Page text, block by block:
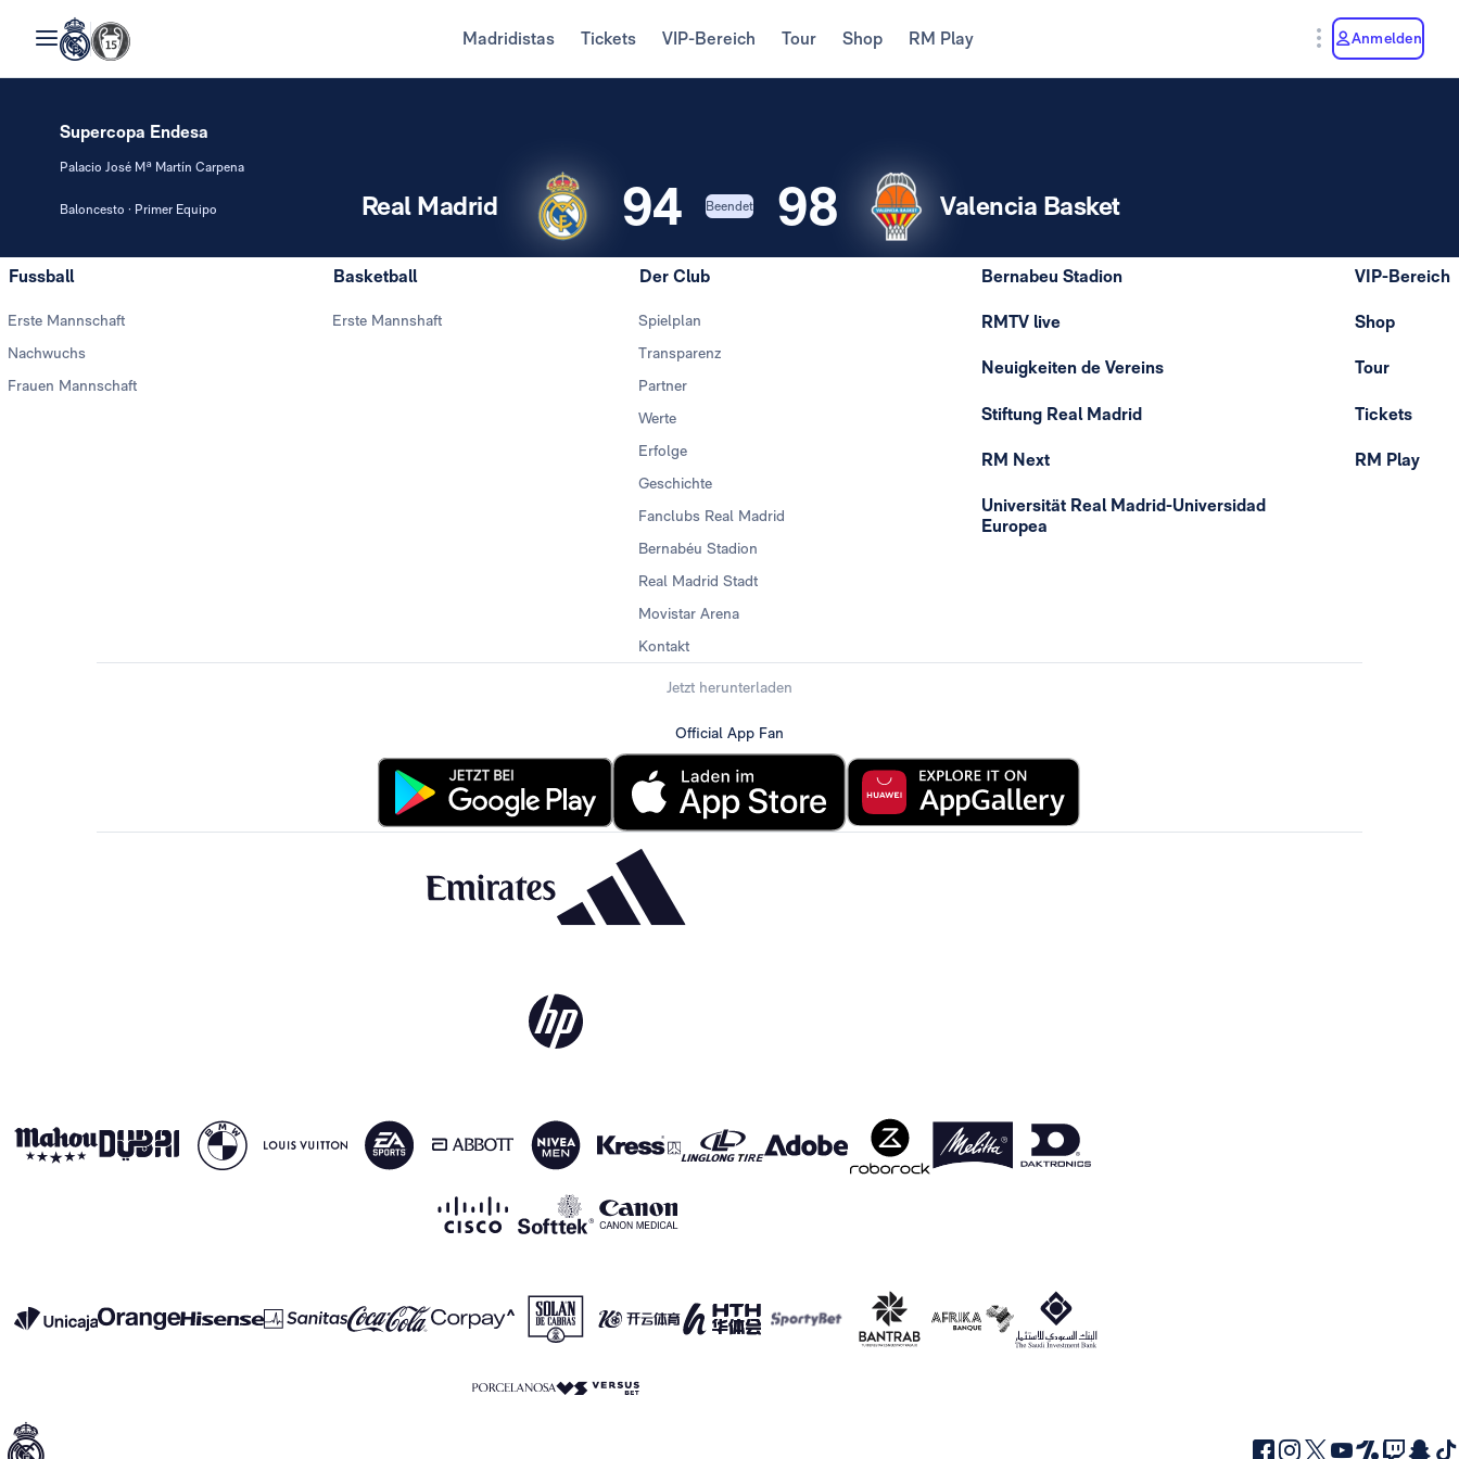
Madridistas Tickets VIP-Bereich Tour Shop RM Play Anmelden
Supercopa Endesa
Palacio José Mª Martín Carpena
Baloncesto · Primer Equipo 94 98
Real Madrid Beendet Valencia Basket
Fussball
Erste Mannschaft
Nachwuchs
Frauen Mannschaft
Basketball
Erste Mannshaft
Der Club
Spielplan
Transparenz
Partner
Werte
Erfolge
Geschichte
Fanclubs Real Madrid
Bernabéu Stadion
Real Madrid Stadt
Movistar Arena
Kontakt
Bernabeu Stadion
RMTV live
Neuigkeiten de Vereins
Stiftung Real Madrid
RM Next
Universität Real Madrid-Universidad
Europea
VIP-Bereich
Shop
Tour
Tickets
RM Play
Jetzt herunterladen
Official App Fan